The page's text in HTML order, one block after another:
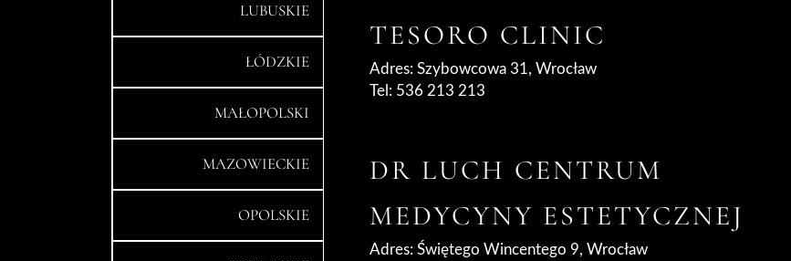
LUBUSKIE
ŁÓDZKIE
MAŁOPOLSKI
MAZOWIECKIE
OPOLSKIE
TESORO CLINIC
Adres: Szybowcowa 31, Wrocław
Tel: 536 213 213
DR LUCH CENTRUM
MEDYCYNY ESTETYCZNEJ
Adres: Świętego Wincentego 9, Wrocław